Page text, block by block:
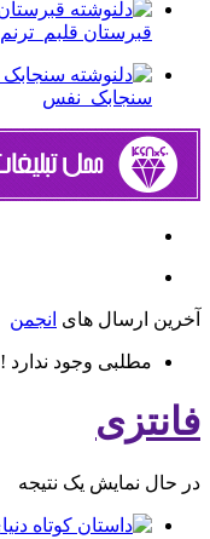
قبرستان قلبم_ترنم
سنجابک_نفس
ارسال هایانجمن
مطلبی وجود ندارد !
نمایش یک نتیجه